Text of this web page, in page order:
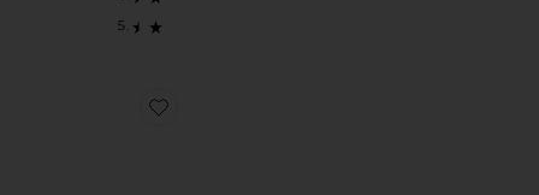
Favorite ЛАЗЕР ПРО LASER PRO STARTER KIT